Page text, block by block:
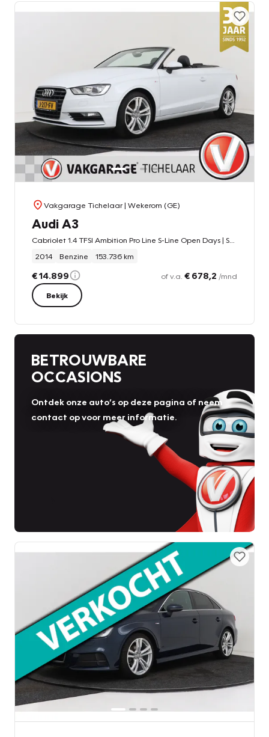
Vakgarage Tichelaar| Wekerom (GE)
Audi A3
2014
Benzine 153.736 km
€ 14.899 of v.a. € 678,2 /mnd
Bekijk
BETROUWBARE
OCCASIONS
Ontdek onze auto’s op deze pagina of neem
contact op voor meer informatie.